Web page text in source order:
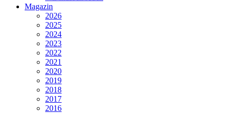
Magazin
2026
2025
2024
2023
2022
2021
2020
2019
2018
2017
2016